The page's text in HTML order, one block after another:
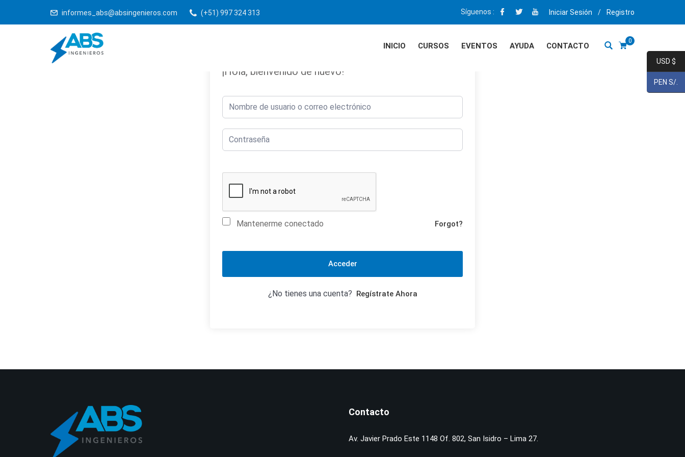
informes_abs@absingenieros.com (+51) 997 324 313 Síguenos : Iniciar Sesión / Registro
0
INICIO CURSOS EVENTOS AYUDA CONTACTO
¡Hola, bienvenido de nuevo!
Mantenerme conectado Forgot?
Acceder
¿No tienes una cuenta? Regístrate Ahora
Contacto
Av. Javier Prado Este 1148 Of. 802, San Isidro – Lima 27.
USD $
PEN S/.